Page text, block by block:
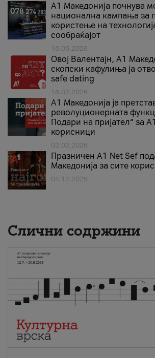
A1 Македонија почнува
национална кампања за
користење на
сообраќајот
18.05.2026
Овој Валентајн, A1
скопски кафулиња ја
safe dating
16.02.2026
А1 Македонија ја
револуционерната
Подари на пријател“ за
корисници
02.02.2026
Празничен A1 Net Sеf
Македонија за сите
04.12.2025
Слични содржини